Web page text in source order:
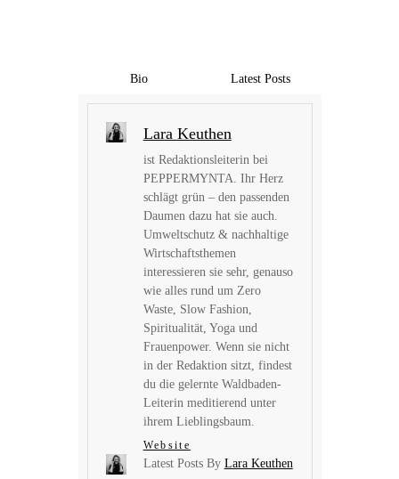
Bio Latest Posts
Lara Keuthen
ist Redaktionsleiterin bei
PEPPERMYNTA. Ihr Herz
schlägt grün – den passenden
Daumen dazu hat sie auch.
Umweltschutz & nachhaltige
Wirtschaftsthemen
interessieren sie sehr, genauso
wie alles rund um Zero
Waste, Slow Fashion,
Spiritualität, Yoga und
Frauenpower. Wenn sie nicht
in der Redaktion sitzt, findest
du die gelernte Waldbaden-
Leiterin meditierend unter
ihrem Lieblingsbaum.
Website
Latest Posts By Lara Keuthen